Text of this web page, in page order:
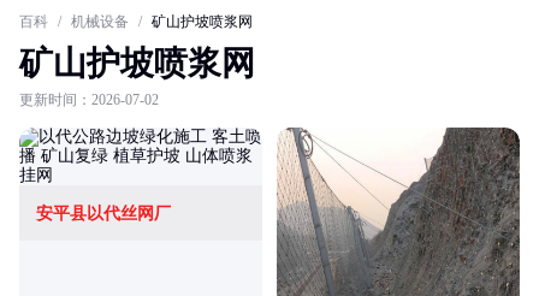
百科 / 机械设备 / 矿山护坡喷浆网
矿山护坡喷浆网
更新时间：2026-07-02
安平县以代丝网厂